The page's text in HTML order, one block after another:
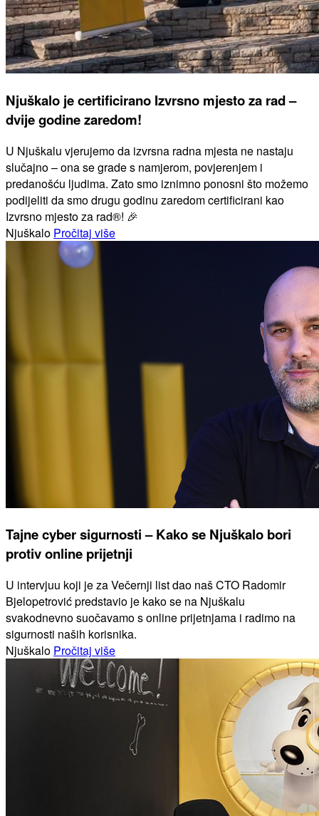
Njuškalo je certificirano Izvrsno mjesto za rad –
dvije godine zaredom!
U Njuškalu vjerujemo da izvrsna radna mjesta ne nastaju
slučajno – ona se grade s namjerom, povjerenjem i
predanošću ljudima. Zato smo iznimno ponosni što možemo
podijeliti da smo drugu godinu zaredom certificirani kao
Izvrsno mjesto za rad®! 🎉
Njuškalo Pročitaj više
Tajne cyber sigurnosti – Kako se Njuškalo bori
protiv online prijetnji
U intervjuu koji je za Večernji list dao naš CTO Radomir
Bjelopetrović predstavio je kako se na Njuškalu
svakodnevno suočavamo s online prijetnjama i radimo na
sigurnosti naših korisnika.
Njuškalo Pročitaj više